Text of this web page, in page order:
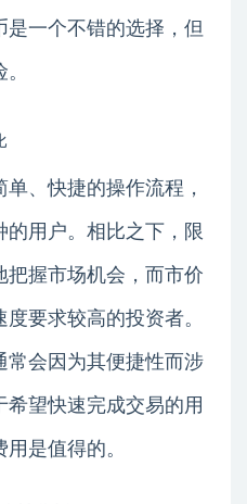
一个不错的选择，但
、快捷的操作流程，
用户。相比之下，限
把握市场机会，而市价
要求较高的投资者。
常会因为其便捷性而涉
望快速完成交易的用
是值得的。